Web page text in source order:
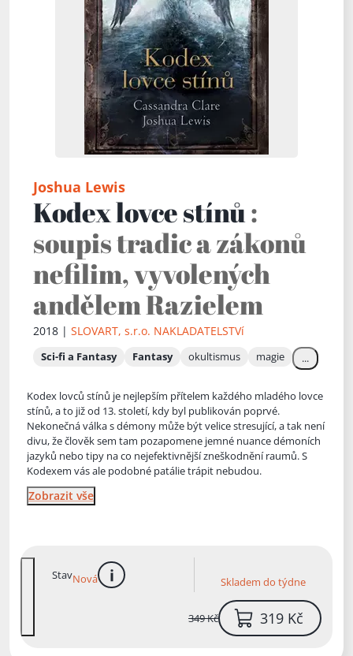
Joshua Lewis
Kodex lovce stínů:
soupis tradic a zákonů
nefilim, vyvolených
andělem Razielem
2018 | SLOVART, s.r.o. NAKLADATELSTVí
Sci-fi a Fantasy Fantasy okultismus magie ...
Kodex lovců stínů je nejlepším přítelem každého mladého lovce
stínů, a to již od 13. století, kdy byl publikován poprvé.
Nekonečná válka s démony může být velice stresující, a tak není
divu, že člověksem tam pozapomene jemné nuance démoních
jazyků nebo tipy na co nejefektivnější zneškodnění raumů. S
Kodexem vás ale podobné patálie trápit nebudou.
Zobrazit vše
StavNová více informací Skladem do týdne
349 Kč 319 Kč